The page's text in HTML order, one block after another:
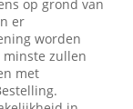
op grond van
er
worden
zullen
met